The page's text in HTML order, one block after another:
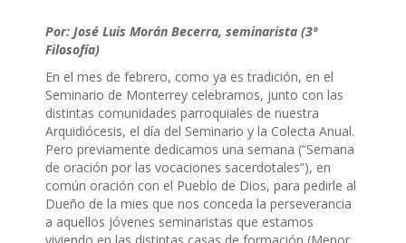
Por: José Luis Morán Becerra, seminarista (3º
Filosofía)
En el mes de febrero, como ya es tradición, en el
Seminario de Monterrey celebramos, junto con las
distintas comunidades parroquiales de nuestra
Arquidiócesis, el día del Seminario y la Colecta Anual.
Pero previamente dedicamos una semana (“Semana
de oración por las vocaciones sacerdotales”), en
común oración con el Pueblo de Dios, para pedirle al
Dueño de la mies que nos conceda la perseverancia
a aquellos jóvenes seminaristas que estamos